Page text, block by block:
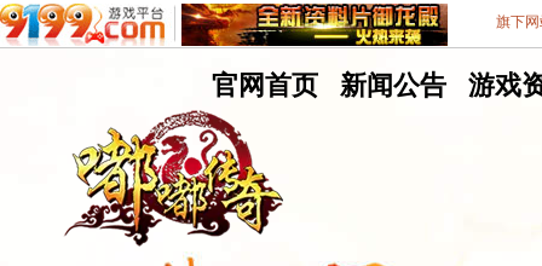
嘟
嘟
传
奇
官网首页
嘟
新闻公告
嘟
游戏
不删档测试8区
旗下